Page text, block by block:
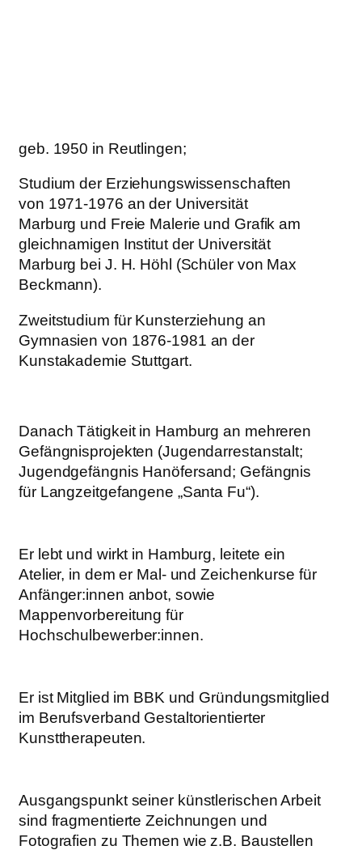
geb. 1950 in Reutlingen;
Studium der Erziehungswissenschaften
von 1971-1976 an der Universität
Marburg und Freie Malerie und Grafik am
gleichnamigen Institut der Universität
Marburg bei J. H. Höhl (Schüler von Max
Beckmann).
Zweitstudium für Kunsterziehung an
Gymnasien von 1876-1981 an der
Kunstakademie Stuttgart.
Danach Tätigkeit in Hamburg an mehreren
Gefängnisprojekten (Jugendarrestanstalt;
Jugendgefängnis Hanöfersand; Gefängnis
für Langzeitgefangene „Santa Fu“).
Er lebt und wirkt in Hamburg, leitete ein
Atelier, in dem er Mal- und Zeichenkurse für
Anfänger:innen anbot, sowie
Mappenvorbereitung für
Hochschulbewerber:innen.
Er ist Mitglied im BBK und Gründungsmitglied
im Berufsverband Gestaltorientierter
Kunsttherapeuten.
Ausgangspunkt seiner künstlerischen Arbeit
sind fragmentierte Zeichnungen und
Fotografien zu Themen wie z.B. Baustellen